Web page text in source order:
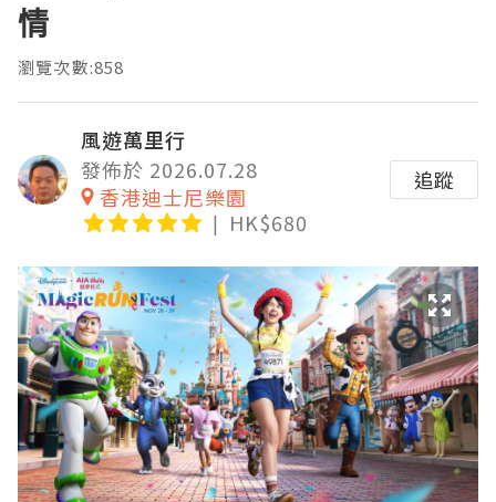
情
瀏覽次數:858
風遊萬里行
發佈於 2026.07.28
香港迪士尼樂園
HK$680
追蹤